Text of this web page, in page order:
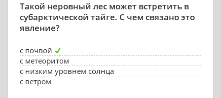
Такой неровный лес может встретить в
субарктической тайге. С чем связано это
явление?
с почвой
с метеоритом
с низким уровнем солнца
с ветром